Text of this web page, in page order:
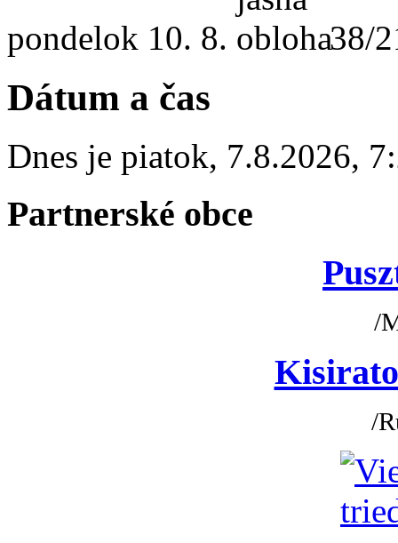
pondelok 10. 8. 38/
Dátum a čas
Dnes je piatok, 7.8.2026,
Partnerské obce
/
/